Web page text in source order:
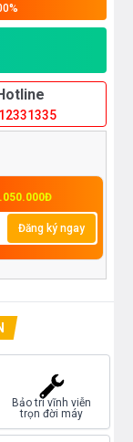
Đăng ký ngay
Bảo trì vĩnh viễn
trọn đời máy